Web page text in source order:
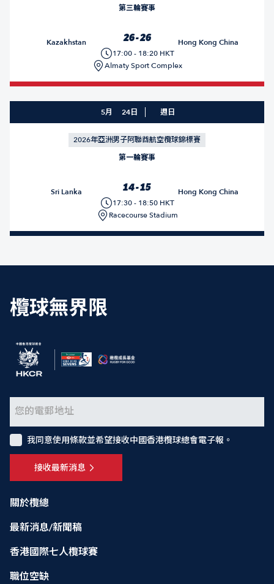
第三輪賽事
Kazakhstan 26 - 26
Hong Kong China
17:00 - 18:20 HKT
Almaty Sport Complex
5月 24日 週日
2026年亞洲男子阿聯酋航空欖球錦標賽
第一輪賽事
Sri Lanka 14 - 15
Hong Kong China
17:30 - 18:50 HKT
Racecourse Stadium
欖球無界限
關於欖總
最新消息/新聞稿
香港國際七人欖球賽
職位空缺
接收最新消息
我同意使用條款並希望接收中國香港欖球總會電子報。